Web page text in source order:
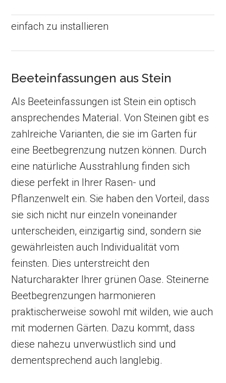
einfach zu installieren
Beeteinfassungen aus Stein
Als Beeteinfassungen ist Stein ein optisch
ansprechendes Material. Von Steinen gibt es
zahlreiche Varianten, die sie im Garten für
eine Beetbegrenzung nutzen können. Durch
eine natürliche Ausstrahlung finden sich
diese perfekt in Ihrer Rasen- und
Pflanzenwelt ein. Sie haben den Vorteil, dass
sie sich nicht nur einzeln voneinander
unterscheiden, einzigartig sind, sondern sie
gewährleisten auch Individualität vom
feinsten. Dies unterstreicht den
Naturcharakter Ihrer grünen Oase. Steinerne
Beetbegrenzungen harmonieren
praktischerweise sowohl mit wilden, wie auch
mit modernen Gärten. Dazu kommt, dass
diese nahezu unverwüstlich sind und
dementsprechend auch langlebig.